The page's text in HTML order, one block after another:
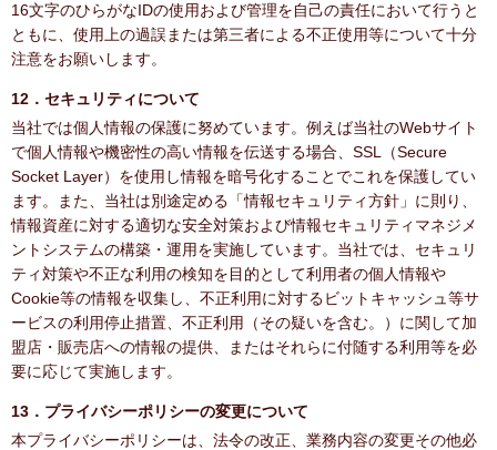
16文字のひらがなIDの使用および管理を自己の責任において行うと
ともに、使用上の過誤または第三者による不正使用等について十分
注意をお願いします。
12．セキュリティについて
当社では個人情報の保護に努めています。例えば当社のWebサイト
で個人情報や機密性の高い情報を伝送する場合、SSL（Secure
Socket Layer）を使用し情報を暗号化することでこれを保護してい
ます。また、当社は別途定める「情報セキュリティ方針」に則り、
情報資産に対する適切な安全対策および情報セキュリティマネジメ
ントシステムの構築・運用を実施しています。当社では、セキュリ
ティ対策や不正な利用の検知を目的として利用者の個人情報や
Cookie等の情報を収集し、不正利用に対するビットキャッシュ等サ
ービスの利用停止措置、不正利用（その疑いを含む。）に関して加
盟店・販売店への情報の提供、またはそれらに付随する利用等を必
要に応じて実施します。
13．プライバシーポリシーの変更について
本プライバシーポリシーは、法令の改正、業務内容の変更その他必